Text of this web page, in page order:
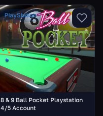
PlayStation
8 & 9 Ball Pocket Playstation
4/5 Account